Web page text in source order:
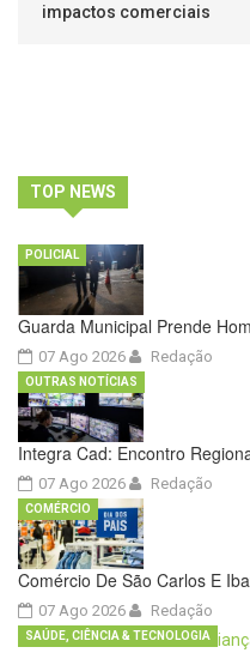
impactos comerciais
TOP NEWS
Guarda Municipal Prende
07 Ago 2026
POLICIAL
Redação
Integra Cad: Encontro
07 Ago 2026
OUTRAS NOTÍCIAS
Redação
Comércio De São Carlos E
07 Ago 2026
COMÉRCIO
Redação
SAÚDE, CIÊNCIA & TECNOLOGIA